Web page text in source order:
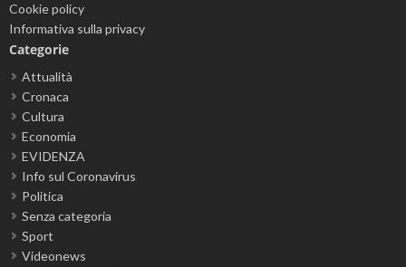
Cookie policy
Informativa sulla privacy
Categorie
Attualità
Cronaca
Cultura
Economia
EVIDENZA
Info sul Coronavirus
Politica
Senza categoria
Sport
Videonews